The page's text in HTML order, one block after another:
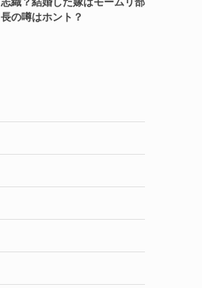
長の噂はホント？